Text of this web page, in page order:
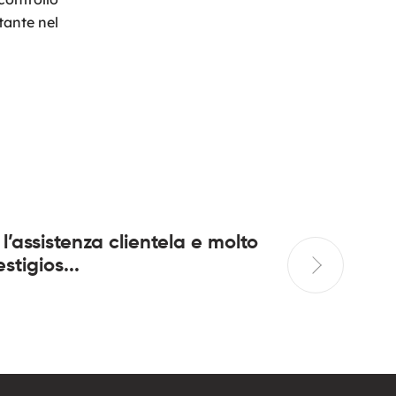
nel
l’assistenza clientela e molto
In